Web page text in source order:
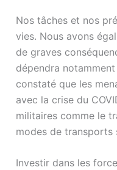
Nos tâches et nos
vies. Nous avons
de graves
dépendra
constaté que les
avec la crise du
militaires comme le
modes de transports
Investir dans les